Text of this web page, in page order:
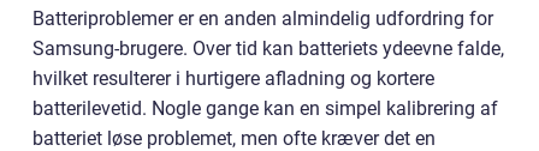
Batteriproblemer er en anden almindelig udfordring for
Samsung-brugere. Over tid kan batteriets ydeevne falde,
hvilket resulterer i hurtigere afladning og kortere
batterilevetid. Nogle gange kan en simpel kalibrering af
batteriet løse problemet, men ofte kræver det en